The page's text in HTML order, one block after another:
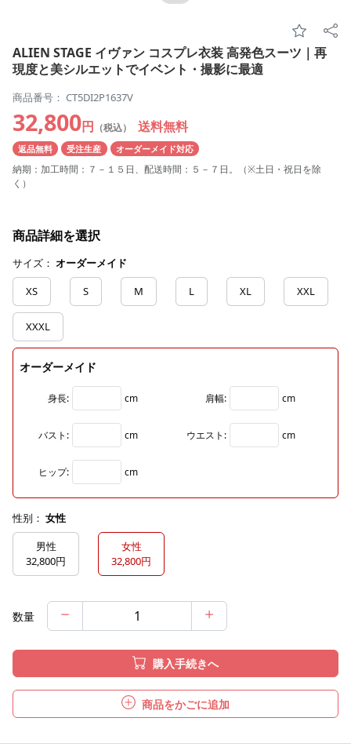
ALIEN STAGE イヴァン コスプレ衣装 高発色スーツ｜再
現度と美シルエットでイベント・撮影に最適
商品番号： CT5DI2P1637V
32,800円 （税込） 送料無料
返品無料 受注生産 オーダーメイド対応
納期：加工時間：７－１５日、配送時間：５－７日。（※土日・祝日を除
く）
商品詳細を選択
サイズ： オーダーメイド
XS
S M L XL XXL
XXXL
オーダーメイド
身長: cm 肩幅: cm
バスト: cm ウエスト: cm
ヒップ: cm
性别： 女性
男性
32,800円
女性
32,800円
数量
購入手続きへ
商品をかごに追加